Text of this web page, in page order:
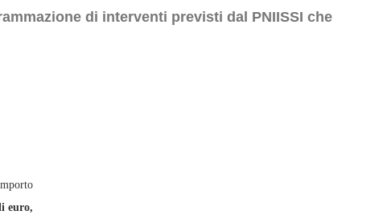
di interventi previsti dal PNIISSI che
euro,